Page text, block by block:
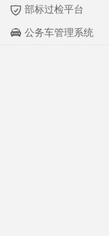
部标过检平台
公务车管理系统